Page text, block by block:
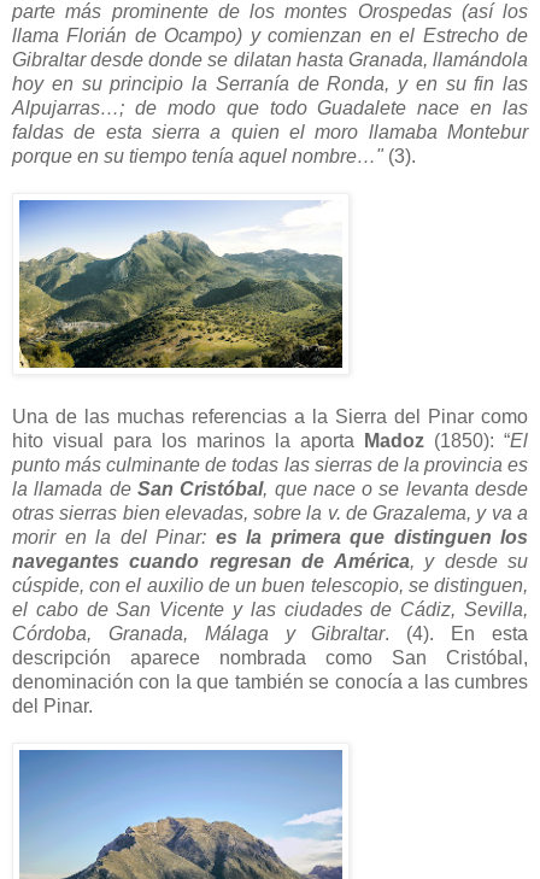
parte más prominente de los montes Orospedas (así los
llama Florián de Ocampo) y comienzan en el Estrecho de
Gibraltar desde donde se dilatan hasta Granada, llamándola
hoy en su principio la Serranía de Ronda, y en su fin las
Alpujarras…; de modo que todo Guadalete nace en las
faldas de esta sierra a quien el moro llamaba Montebur
porque en su tiempo tenía aquel nombre…" (3).
Una de las muchas referencias a la Sierra del Pinar como
hito visual para los marinos la aporta
Madoz (1850): “El
punto más culminante de todas las sierras de la provincia es
la llamada de San Cristóbal, que nace o se levanta desde
otras sierras bien elevadas, sobre la v. de Grazalema, y va a
morir en la del Pinar: es la primera que distinguen los
navegantes cuando regresan de América, y desde su
cúspide, con el auxilio de un buen telescopio, se distinguen,
el cabo de San Vicente y las ciudades de Cádiz, Sevilla,
Córdoba, Granada, Málaga y Gibraltar. (4). En esta
descripción aparece nombrada como San Cristóbal,
denominación con la que también se conocía a las cumbres
del Pinar.